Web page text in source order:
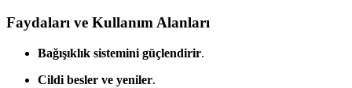
Faydaları ve Kullanım Alanları
Bağışıklık sistemini güçlendirir.
Cildi besler ve yeniler.